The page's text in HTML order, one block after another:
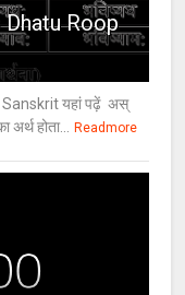
Roop
यहां पढ़ें अस्
होता...
Readmore